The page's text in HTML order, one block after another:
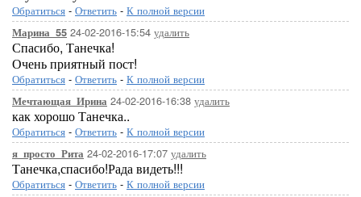
Обратиться - Ответить - К полной версии
Марина_55 24-02-2016-15:54 удалить
Спасибо, Танечка!
Очень приятный пост!
Обратиться - Ответить - К полной версии
Мечтающая_Ирина 24-02-2016-16:38 удалить
как хорошо Танечка..
Обратиться - Ответить - К полной версии
я_просто_Рита 24-02-2016-17:07 удалить
Танечка,спасибо!Рада видеть!!!
Обратиться - Ответить - К полной версии